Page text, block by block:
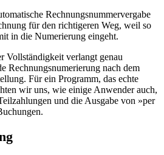
Rechnungsnummervergabe
für den richtigeren Weg, weil so
in die Numerierung eingeht.
Vollständigkeit verlangt genau
Rechnungsnumerierung nach dem
Für ein Programm, das echte
wir uns, wie einige Anwender auch,
und die Ausgabe von »per